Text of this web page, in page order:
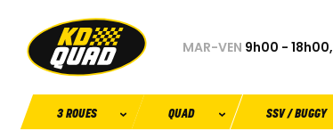
MAR-VEN 9h00 - 18h00,
3 ROUES QUAD SSV / BUGGY